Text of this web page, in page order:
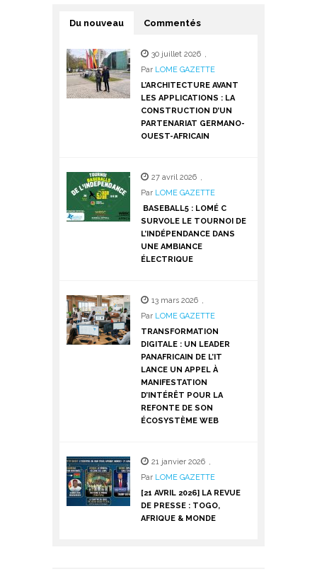
Du nouveau Commentés
30 juillet 2026 ,
Par LOME GAZETTE
L’ARCHITECTURE AVANT
LES APPLICATIONS : LA
CONSTRUCTION D’UN
PARTENARIAT GERMANO-
OUEST-AFRICAIN
27 avril 2026 ,
Par LOME GAZETTE
BASEBALL5 : LOMÉ C
SURVOLE LE TOURNOI DE
L’INDÉPENDANCE DANS
UNE AMBIANCE
ÉLECTRIQUE
13 mars 2026 ,
Par LOME GAZETTE
TRANSFORMATION
DIGITALE : UN LEADER
PANAFRICAIN DE L’IT
LANCE UN APPEL À
MANIFESTATION
D’INTÉRÊT POUR LA
REFONTE DE SON
ÉCOSYSTÈME WEB
21 janvier 2026 ,
Par LOME GAZETTE
[21 AVRIL 2026] LA REVUE
DE PRESSE : TOGO,
AFRIQUE & MONDE